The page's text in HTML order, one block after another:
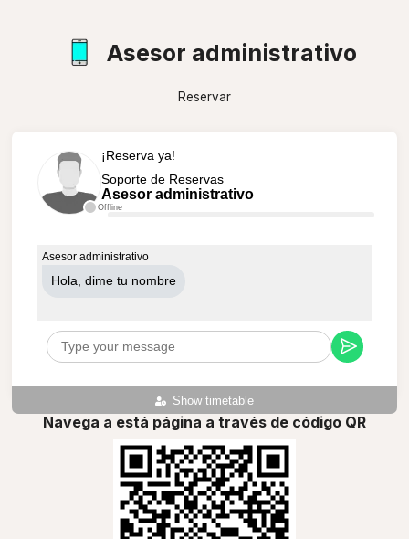
Asesor administrativo
Reservar
Offline
¡Reserva ya!
Soporte de Reservas
Asesor administrativo
Show timetable
Asesor administrativo
Hola, dime tu nombre
Navega a está página a través de código QR